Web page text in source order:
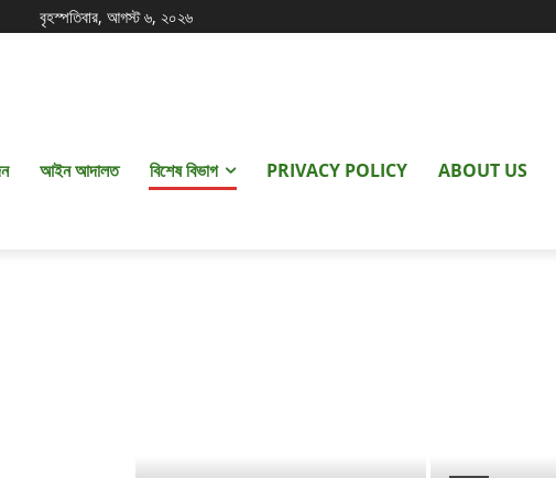
বৃহস্পতিবার, আগস্ট ৬, ২০২৬
আইন আদালত বিশেষ বিভাগ PRIVACY POLICY ABOUT US